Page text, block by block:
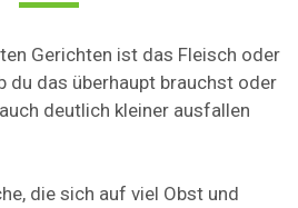
Gerichten ist das Fleisch oder
du das überhaupt brauchst oder
deutlich kleiner ausfallen
die sich auf viel Obst und